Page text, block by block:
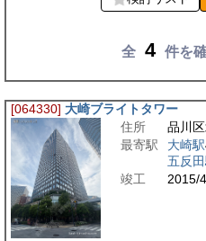
全 4 件を
[064330] 大崎ブライトタワー
住所
品川
最寄駅
大崎駅
五反
竣工
2015/4